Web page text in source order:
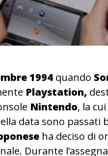
1994 quando
Playstation,
Nintendo, la
data sono passati
ha deciso di
Durante